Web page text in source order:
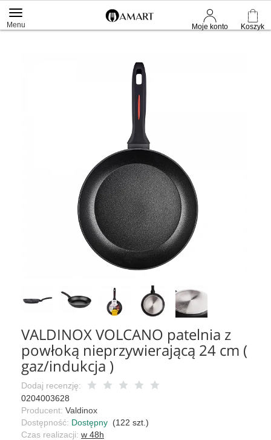
Moje konto Koszyk
Menu
VALDINOX VOLCANO patelnia z
powłoką nieprzywierającą 24 cm (
gaz/indukcja )
Dodaj recenzję:
0204003628
Producent: Valdinox
Dostępność: Dostępny (122 szt.)
Czas realizacji: w 48h